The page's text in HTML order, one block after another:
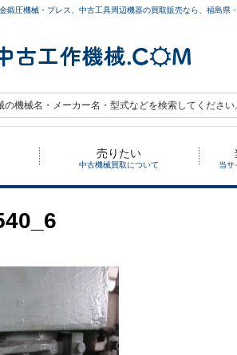
鍛圧機械・プレス、中古工具周辺機器の買取販売なら、福島
売りたい
中古機械買取について 当サ